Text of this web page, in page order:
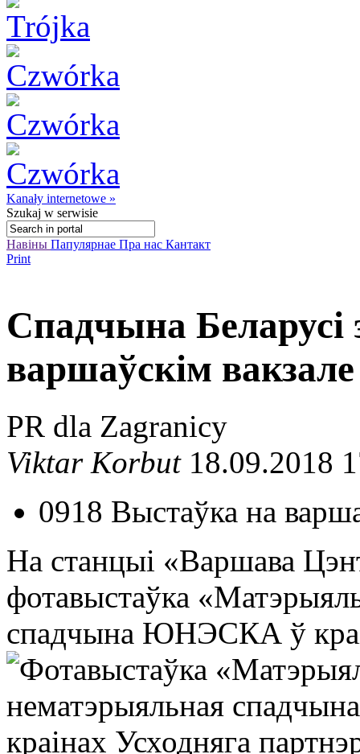
Kanały internetowe »
Szukaj w serwisie
Навіны Папулярнае Пра нас Кантакт
Print
Спадчына Беларусі
варшаўскім вакзале
PR dla Zagranicy
Viktar Korbut18.09.2018
0918 Выстаўка на
На станцыі «Варшава
фотавыстаўка
спадчына ЮНЭСКА ў